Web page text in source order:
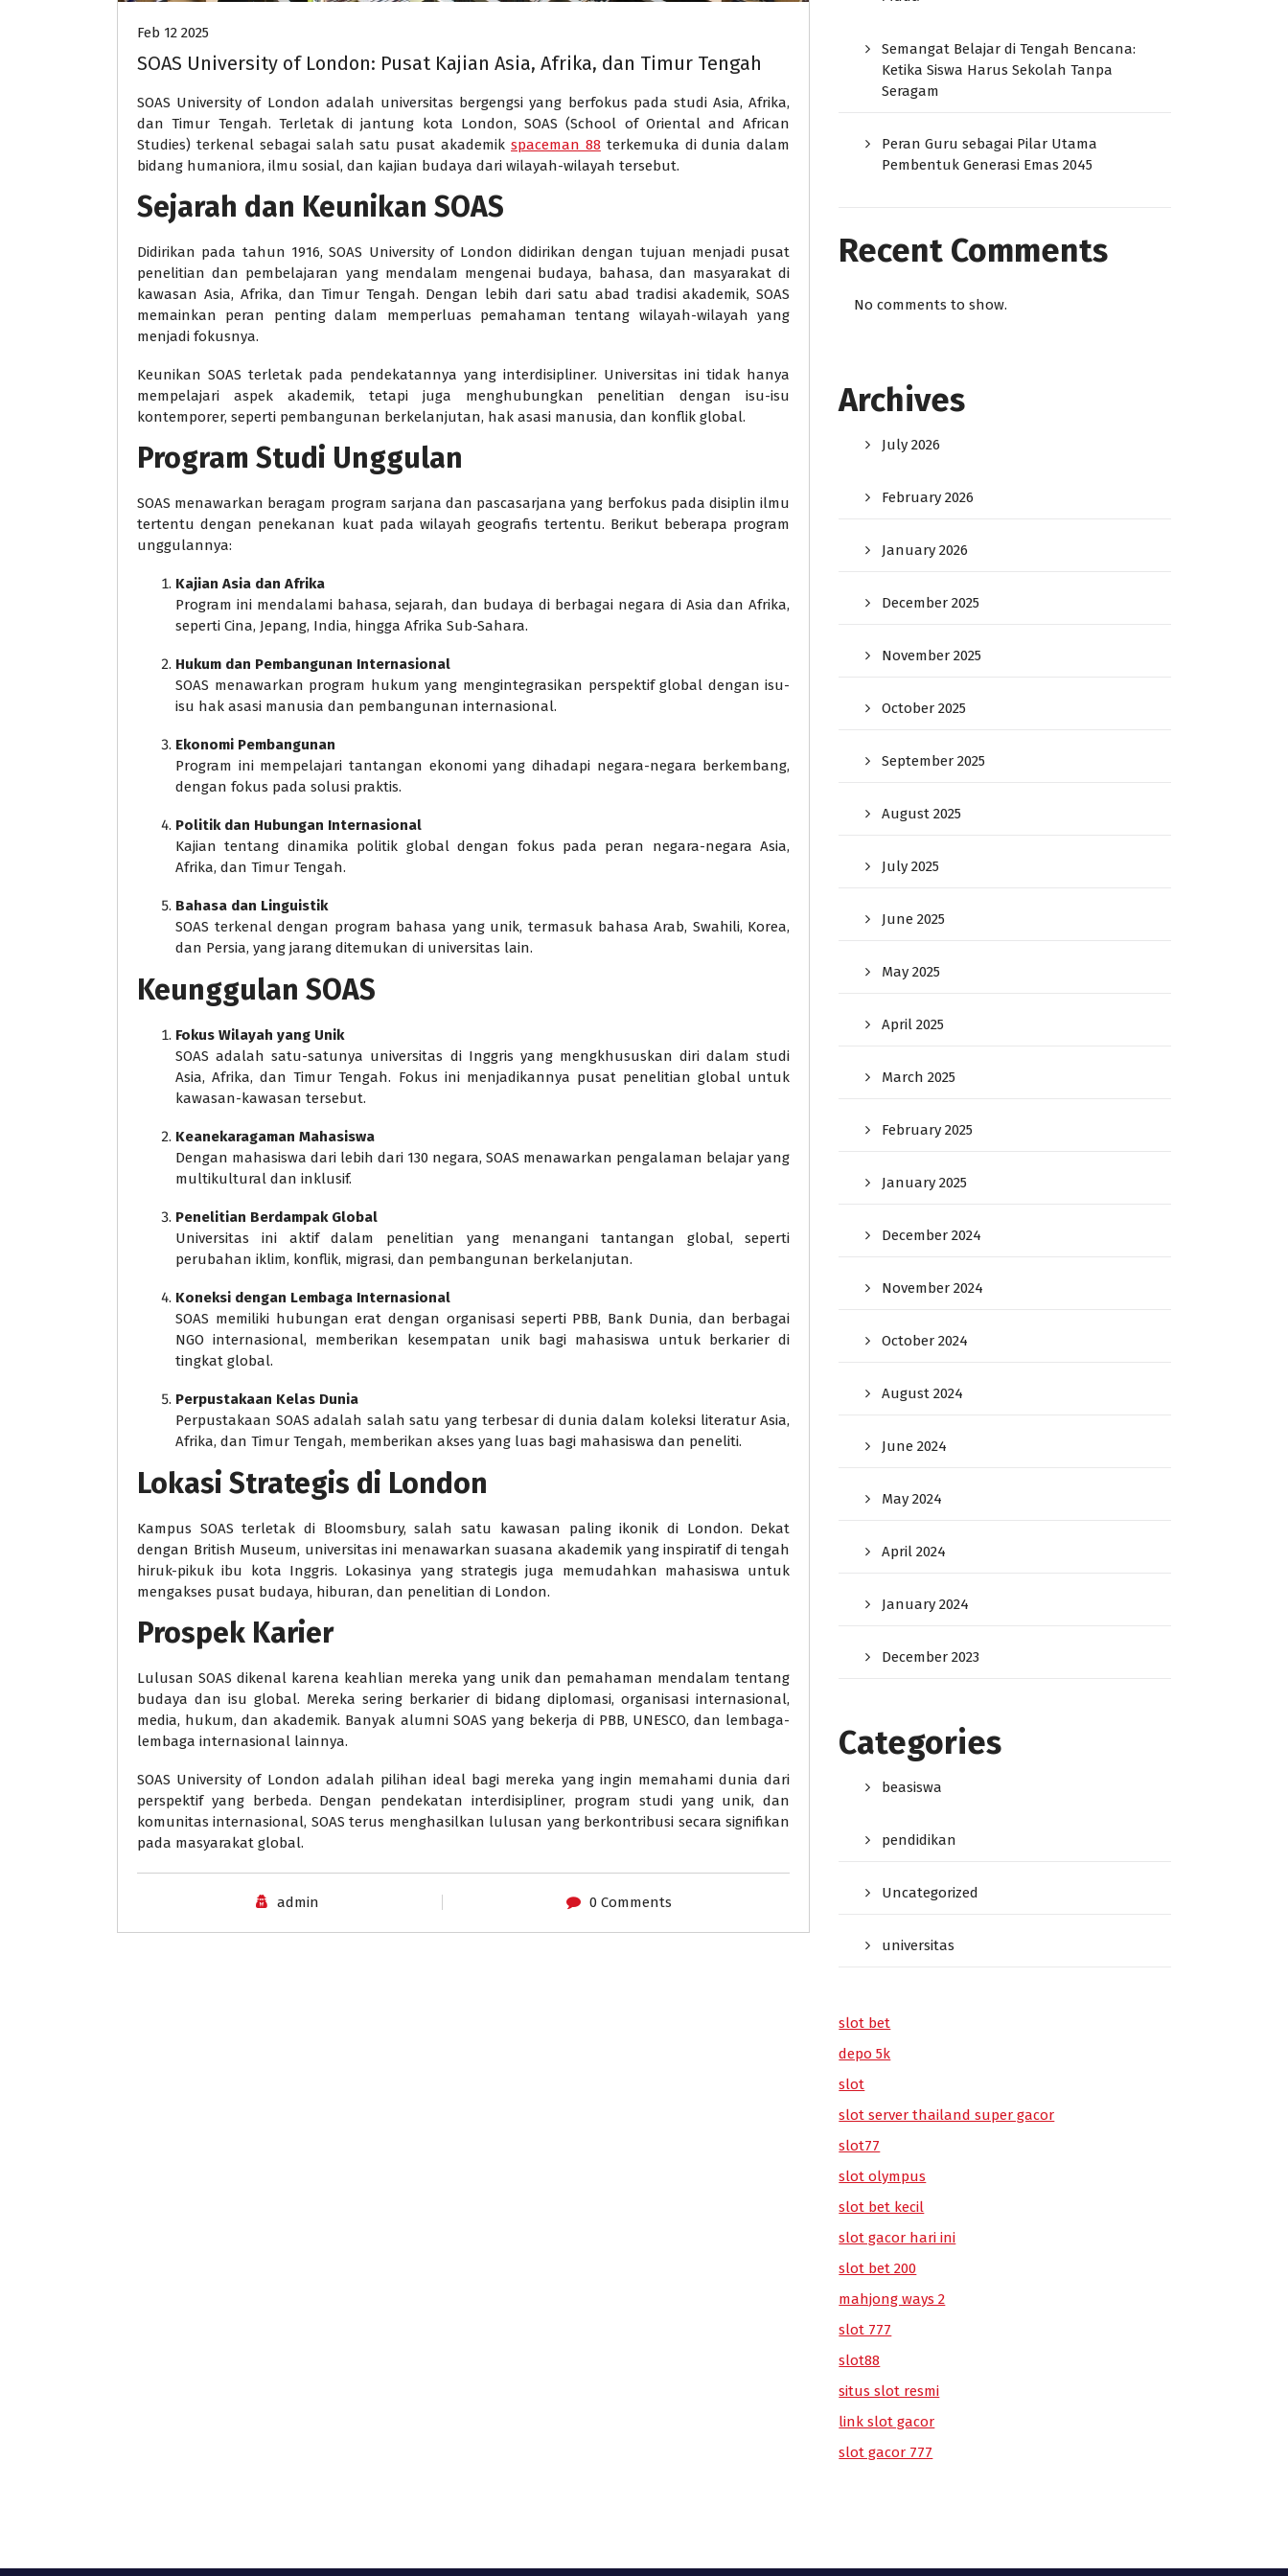
Feb 12 2025
SOAS University of London: Pusat Kajian Asia, Afrika, dan Timur Tengah
SOAS University of London adalah universitas bergengsi yang berfokus pada studi Asia, Afrika,
dan Timur Tengah. Terletak di jantung kota London, SOAS (School of Oriental and African
Studies) terkenal sebagai salah satu pusat akademikspaceman 88 terkemuka di dunia dalam
bidang humaniora, ilmu sosial, dan kajian budaya dari wilayah-wilayah tersebut.
Sejarah dan Keunikan SOAS
Didirikan pada tahun 1916, SOAS University of London didirikan dengan tujuan menjadi pusat
penelitian dan pembelajaran yang mendalam mengenai budaya, bahasa, dan masyarakat di
kawasan Asia, Afrika, dan Timur Tengah. Dengan lebih dari satu abad tradisi akademik, SOAS
memainkan peran penting dalam memperluas pemahaman tentang wilayah-wilayah yang
menjadi fokusnya.
Keunikan SOAS terletak pada pendekatannya yang interdisipliner. Universitas ini tidak hanya
mempelajari aspek akademik, tetapi juga menghubungkan penelitian dengan isu-isu
kontemporer, seperti pembangunan berkelanjutan, hak asasi manusia, dan konflik global.
Program Studi Unggulan
SOAS menawarkan beragam program sarjana dan pascasarjana yang berfokus pada disiplin ilmu
tertentu dengan penekanan kuat pada wilayah geografis tertentu. Berikut beberapa program
unggulannya:
Kajian Asia dan Afrika
Program ini mendalami bahasa, sejarah, dan budaya di berbagai negara di Asia dan Afrika,
seperti Cina, Jepang, India, hingga Afrika Sub-Sahara.
Hukum dan Pembangunan Internasional
SOAS menawarkan program hukum yang mengintegrasikan perspektif global dengan isu-
isu hak asasi manusia dan pembangunan internasional.
Ekonomi Pembangunan
Program ini mempelajari tantangan ekonomi yang dihadapi negara-negara berkembang,
dengan fokus pada solusi praktis.
Politik dan Hubungan Internasional
Kajian tentang dinamika politik global dengan fokus pada peran negara-negara Asia,
Afrika, dan Timur Tengah.
Bahasa dan Linguistik
SOAS terkenal dengan program bahasa yang unik, termasuk bahasa Arab, Swahili, Korea,
dan Persia, yang jarang ditemukan di universitas lain.
Keunggulan SOAS
Fokus Wilayah yang Unik
SOAS adalah satu-satunya universitas di Inggris yang mengkhususkan diri dalam studi
Asia, Afrika, dan Timur Tengah. Fokus ini menjadikannya pusat penelitian global untuk
kawasan-kawasan tersebut.
Keanekaragaman Mahasiswa
Dengan mahasiswa dari lebih dari 130 negara, SOAS menawarkan pengalaman belajar yang
multikultural dan inklusif.
Penelitian Berdampak Global
Universitas ini aktif dalam penelitian yang menangani tantangan global, seperti
perubahan iklim, konflik, migrasi, dan pembangunan berkelanjutan.
Koneksi dengan Lembaga Internasional
SOAS memiliki hubungan erat dengan organisasi seperti PBB, Bank Dunia, dan berbagai
NGO internasional, memberikan kesempatan unik bagi mahasiswa untuk berkarier di
tingkat global.
Perpustakaan Kelas Dunia
Perpustakaan SOAS adalah salah satu yang terbesar di dunia dalam koleksi literatur Asia,
Afrika, dan Timur Tengah, memberikan akses yang luas bagi mahasiswa dan peneliti.
Lokasi Strategis di London
Kampus SOAS terletak di Bloomsbury, salah satu kawasan paling ikonik di London. Dekat
dengan British Museum, universitas ini menawarkan suasana akademik yang inspiratif di tengah
hiruk-pikuk ibu kota Inggris. Lokasinya yang strategis juga memudahkan mahasiswa untuk
mengakses pusat budaya, hiburan, dan penelitian di London.
Prospek Karier
Lulusan SOAS dikenal karena keahlian mereka yang unik dan pemahaman mendalam tentang
budaya dan isu global. Mereka sering berkarier di bidang diplomasi, organisasi internasional,
media, hukum, dan akademik. Banyak alumni SOAS yang bekerja di PBB, UNESCO, dan lembaga-
lembaga internasional lainnya.
SOAS University of London adalah pilihan ideal bagi mereka yang ingin memahami dunia dari
perspektif yang berbeda. Dengan pendekatan interdisipliner, program studi yang unik, dan
komunitas internasional, SOAS terus menghasilkan lulusan yang berkontribusi secara signifikan
pada masyarakat global.
admin 0 Comments
Semangat Belajar di Tengah Bencana:
Ketika Siswa Harus Sekolah Tanpa
Seragam
Peran Guru sebagai Pilar Utama
Pembentuk Generasi Emas 2045
Recent Comments
No comments to show.
Archives
July 2026
February 2026
January 2026
December 2025
November 2025
October 2025
September 2025
August 2025
July 2025
June 2025
May 2025
April 2025
March 2025
February 2025
January 2025
December 2024
November 2024
October 2024
August 2024
June 2024
May 2024
April 2024
January 2024
December 2023
Categories
beasiswa
pendidikan
Uncategorized
universitas
slot bet
depo 5k
slot
slot server thailand super gacor
slot77
slot olympus
slot bet kecil
slot gacor hari ini
slot bet 200
mahjong ways 2
slot 777
slot88
situs slot resmi
link slot gacor
slot gacor 777